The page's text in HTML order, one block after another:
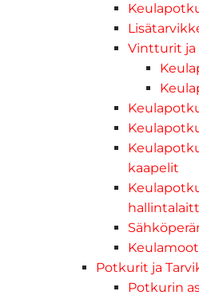
Vintturit
kaapelit
Potkurit ja
Potkurin